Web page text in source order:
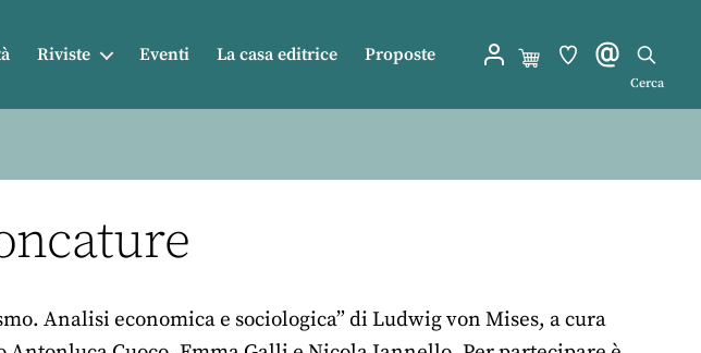
Riviste Eventi La casa editrice Proposte
Cerca
Analisi economica e sociologica” di Ludwig von Mises, a cura